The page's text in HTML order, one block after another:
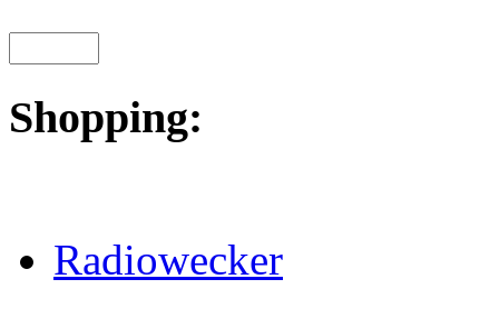
Shopping:
Radiowecker